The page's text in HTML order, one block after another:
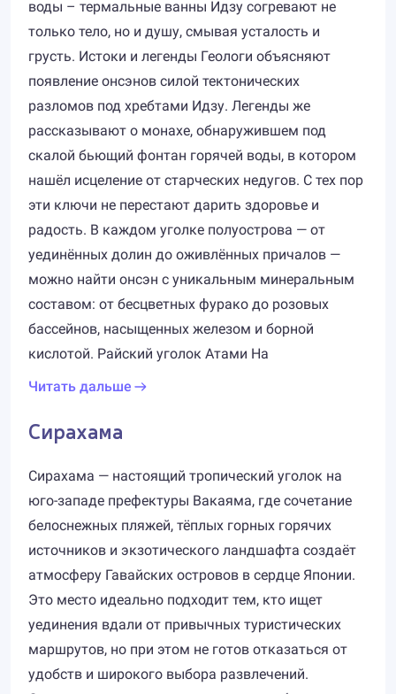
воды – термальные ванны Идзу согревают не
только тело, но и душу, смывая усталость и
грусть. Истоки и легенды Геологи объясняют
появление онсэнов силой тектонических
разломов под хребтами Идзу. Легенды же
рассказывают о монахе, обнаружившем под
скалой бьющий фонтан горячей воды, в котором
нашёл исцеление от старческих недугов. С тех пор
эти ключи не перестают дарить здоровье и
радость. В каждом уголке полуострова — от
уединённых долин до оживлённых причалов —
можно найти онсэн с уникальным минеральным
составом: от бесцветных фурако до розовых
бассейнов, насыщенных железом и борной
кислотой. Райский уголок Атами На
Читать дальше
Сирахама
Сирахама — настоящий тропический уголок на
юго-западе префектуры Вакаяма, где сочетание
белоснежных пляжей, тёплых горных горячих
источников и экзотического ландшафта создаёт
атмосферу Гавайских островов в сердце Японии.
Это место идеально подходит тем, кто ищет
уединения вдали от привычных туристических
маршрутов, но при этом не готов отказаться от
удобств и широкого выбора развлечений.